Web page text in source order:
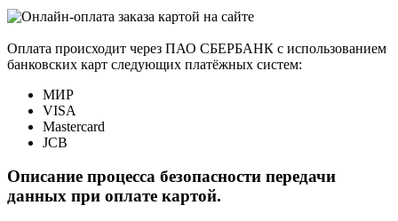
Оплата происходит через ПАО СБЕРБАНК с использованием
банковских карт следующих платёжных систем:
МИР
VISA
Mastercard
JCB
Описание процесса безопасности передачи
данных при оплате картой.